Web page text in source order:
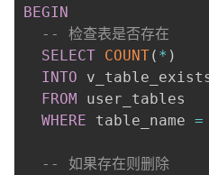
BEGIN
-- 检查表是否存在
SELECT COUNT( * )
INTO
FROM user_tables
WHERE table_name =
-- 如果存在则删除